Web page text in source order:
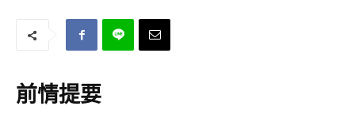
前情提要